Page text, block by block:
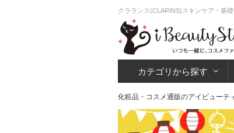
クラランス(CLARINS)スキンケア・基
カテゴリから探す
化粧品・コスメ通販のアイビューテ